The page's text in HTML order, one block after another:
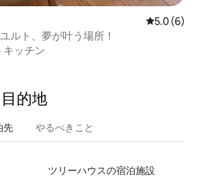
レビュー6
5.0 (6)
ルト、夢が叶う場所！
· キッチン
的⁠地
先 やるべきこと
ツリーハウスの宿泊施設